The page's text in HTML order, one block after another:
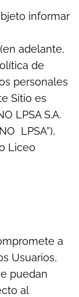
informar
(en adelante,
de
personales
Sitio es
LPSA S.A.
LPSA”),
Liceo
a
Usuarios,
puedan
al